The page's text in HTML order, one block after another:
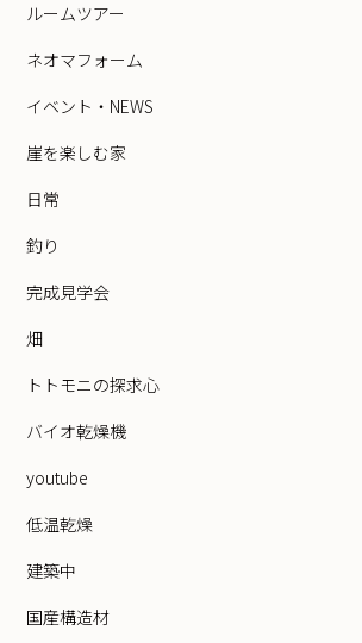
ルームツアー
ネオマフォーム
イベント・NEWS
崖を楽しむ家
日常
釣り
完成見学会
畑
トトモニの探求心
バイオ乾燥機
youtube
低温乾燥
建築中
国産構造材